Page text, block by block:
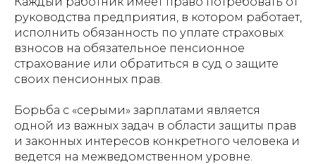
руководства предприятия, в котором работает,
исполнить обязанность по уплате страховых
взносов на обязательное пенсионное
страхование или обратиться в суд о защите
своих пенсионных прав.
Борьба с «серыми» зарплатами является
одной из важных задач в области защиты прав
и законных интересов конкретного человека и
ведется на межведомственном уровне.